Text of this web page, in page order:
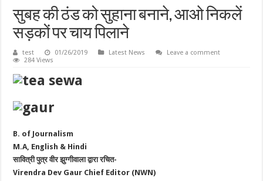
सुबह की ठंड को सुहाना बनाने, आओ निकलें
सड़कों पर चाय पिलाने
test 01/26/2019 Latest News
Leave a comment
284 Views
B. of Journalism
M.A, English & Hindi
सावित्री पुत्र वीर झुग्गीवाला द्वारा रचित-
Virendra Dev Gaur Chief Editor (NWN)